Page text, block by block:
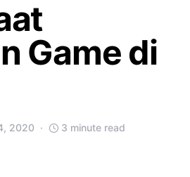
Game di
2020 3 minute read